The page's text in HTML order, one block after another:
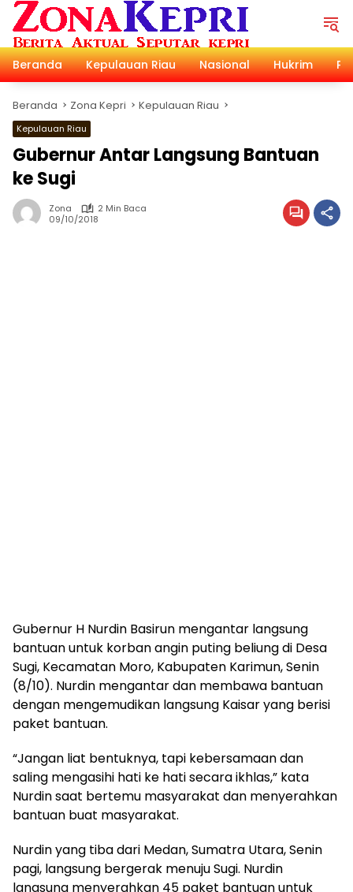
Langsung
konten
Beranda
Kepulauan Riau Nasional Hukrim
Beranda Zona Kepri Kepulauan Riau
Kepulauan Riau
Gubernur Antar Langsung Bantuan
ke Sugi
Zona
2 Min Baca
09/10/2018
Gubernur H Nurdin Basirun mengantar langsung
bantuan untuk korban angin puting beliung di Desa
Sugi, Kecamatan Moro, Kabupaten Karimun, Senin
(8/10). Nurdin mengantar dan membawa bantuan
dengan mengemudikan langsung Kaisar yang berisi
paket bantuan.
“Jangan liat bentuknya, tapi kebersamaan dan
saling mengasihi hati ke hati secara ikhlas,” kata
Nurdin saat bertemu masyarakat dan menyerahkan
bantuan buat masyarakat.
Nurdin yang tiba dari Medan, Sumatra Utara, Senin
pagi, langsung bergerak menuju Sugi. Nurdin
langsung menyerahkan 45 paket bantuan untuk